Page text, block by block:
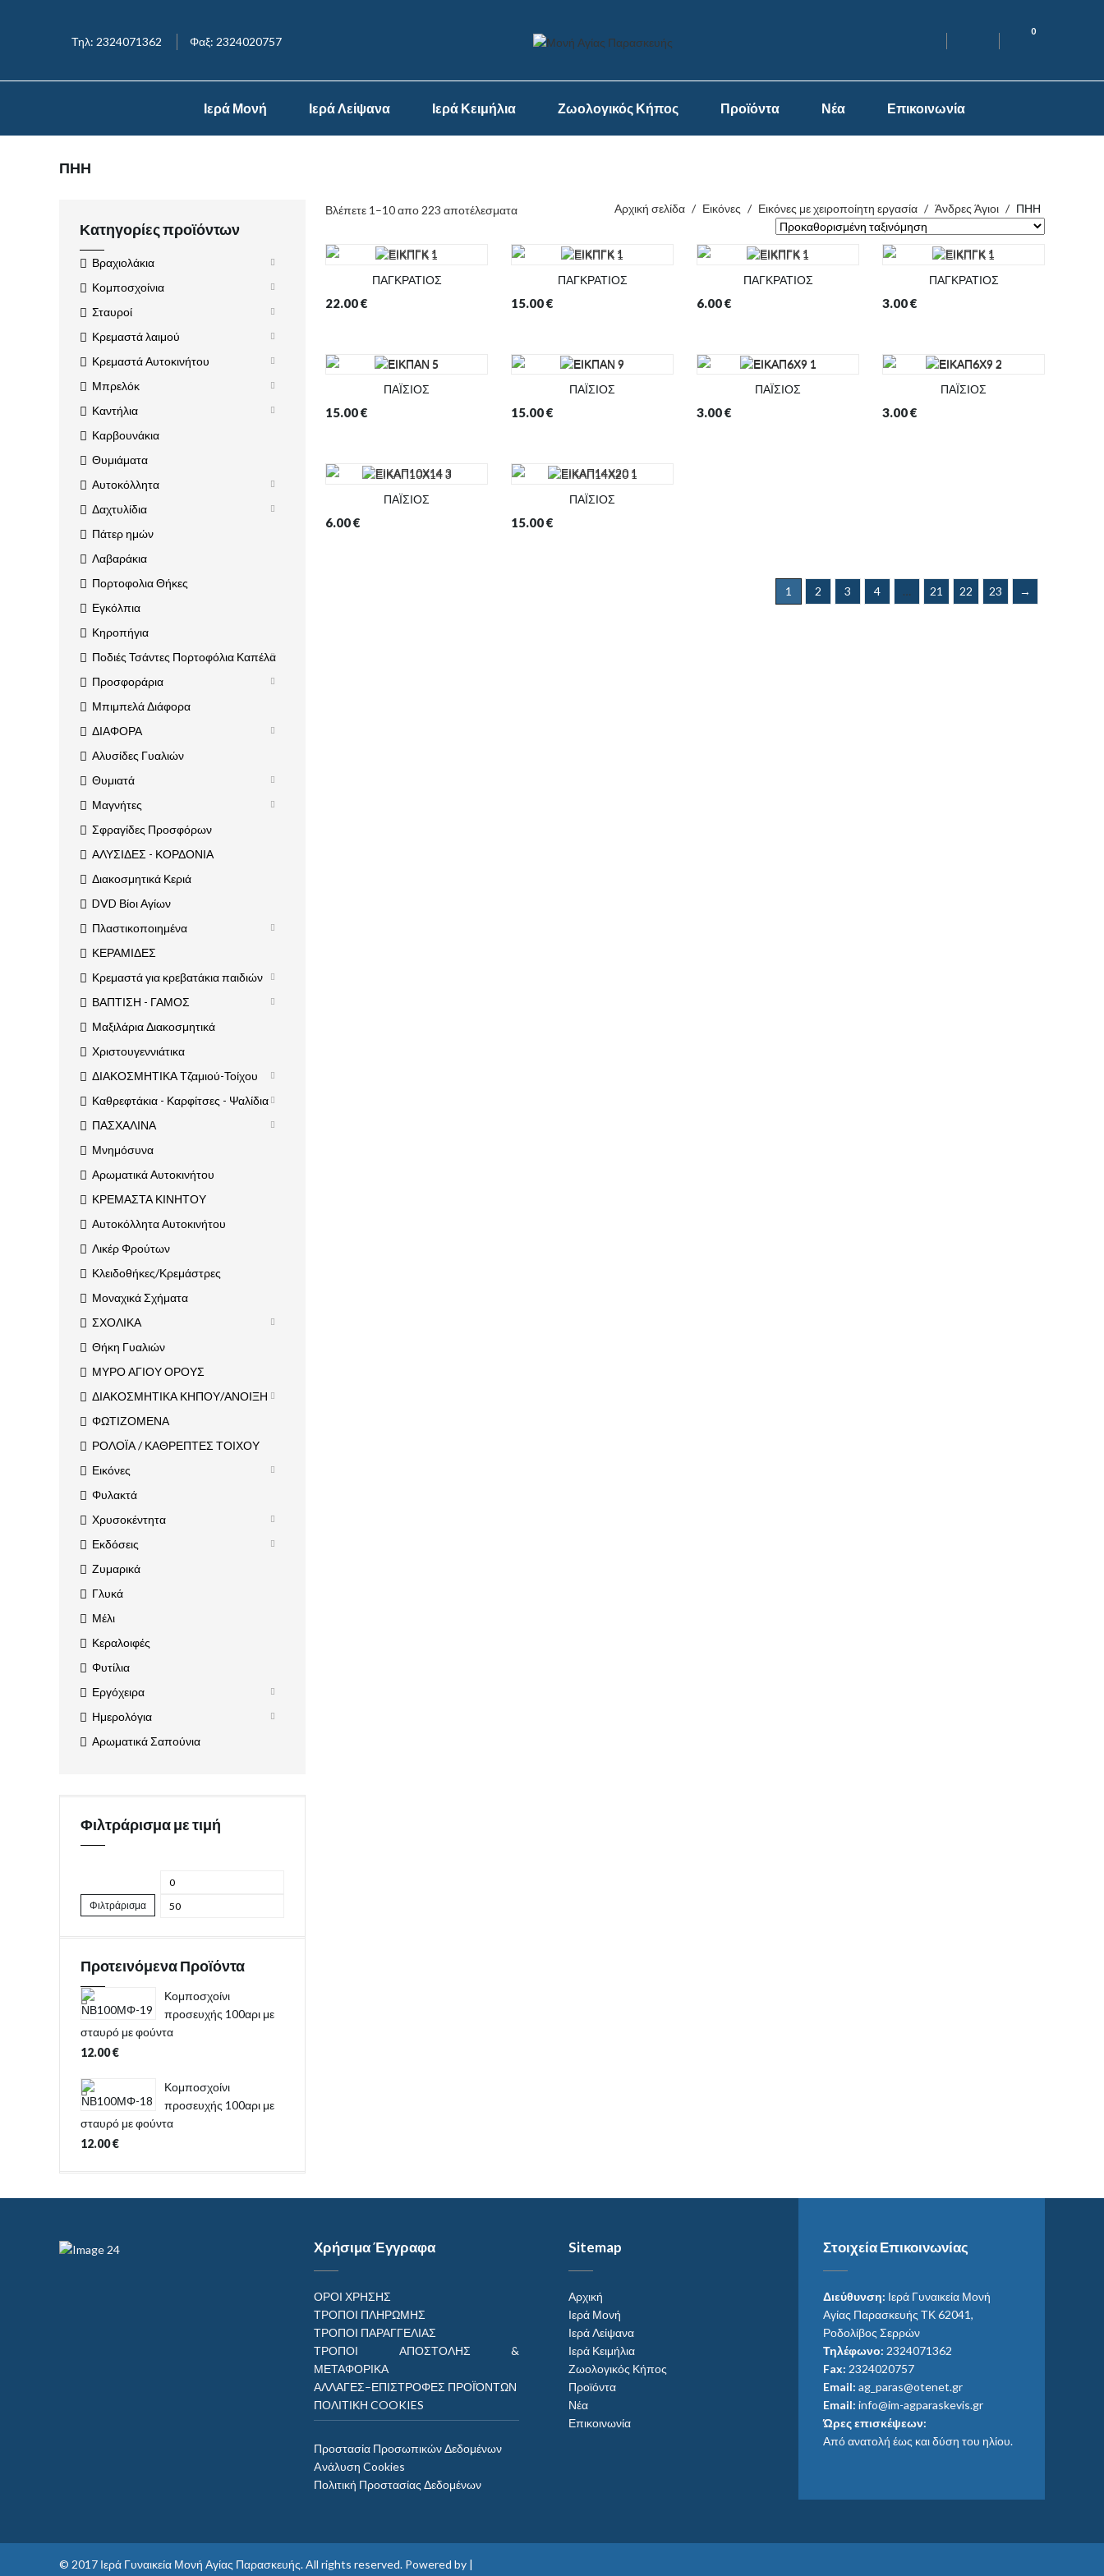
Τηλ: 2324071362 Φαξ: 2324020757
0
Ιερά Μονή Ιερά Λείψανα Ιερά Κειμήλια Ζωολογικός Κήπος Προϊόντα Νέα Επικοινωνία
ΠΗΗ
Αρχική σελίδα / Εικόνες / Εικόνες με χειροποίητη εργασία / Άνδρες Άγιοι / ΠΗΗ
Βλέπετε 1–10 απο 223 αποτέλεσματα
ΠΑΓΚΡΑΤΙΟΣ
22.00€
ΠΑΓΚΡΑΤΙΟΣ
15.00€
ΠΑΓΚΡΑΤΙΟΣ
6.00€
ΠΑΓΚΡΑΤΙΟΣ
3.00€
ΠΑΪΣΙΟΣ
15.00€
ΠΑΪΣΙΟΣ
15.00€
ΠΑΪΣΙΟΣ
3.00€
ΠΑΪΣΙΟΣ
3.00€
ΠΑΪΣΙΟΣ
6.00€
ΠΑΪΣΙΟΣ
15.00€
1 2 3 4 … 21 22 23 →
Κατηγορίες προϊόντων
Βραχιολάκια
Κομποσχοίνια
Σταυροί
Κρεμαστά λαιμού
Κρεμαστά Αυτοκινήτου
Μπρελόκ
Καντήλια
Καρβουνάκια
Θυμιάματα
Αυτοκόλλητα
Δαχτυλίδια
Πάτερ ημών
Λαβαράκια
Πορτοφολια Θήκες
Εγκόλπια
Κηροπήγια
Ποδιές Τσάντες Πορτοφόλια Καπέλα
Προσφοράρια
Μπιμπελά Διάφορα
ΔΙΑΦΟΡΑ
Αλυσίδες Γυαλιών
Θυμιατά
Μαγνήτες
Σφραγίδες Προσφόρων
ΑΛΥΣΙΔΕΣ - ΚΟΡΔΟΝΙΑ
Διακοσμητικά Κεριά
DVD Βίοι Αγίων
Πλαστικοποιημένα
ΚΕΡΑΜΙΔΕΣ
Κρεμαστά για κρεβατάκια παιδιών
ΒΑΠΤΙΣΗ - ΓΑΜΟΣ
Μαξιλάρια Διακοσμητικά
Χριστουγεννιάτικα
ΔΙΑΚΟΣΜΗΤΙΚΑ Τζαμιού-Τοίχου
Καθρεφτάκια - Καρφίτσες - Ψαλίδια
ΠΑΣΧΑΛΙΝΑ
Μνημόσυνα
Αρωματικά Αυτοκινήτου
ΚΡΕΜΑΣΤΑ ΚΙΝΗΤΟΥ
Αυτοκόλλητα Αυτοκινήτου
Λικέρ Φρούτων
Κλειδοθήκες/Κρεμάστρες
Μοναχικά Σχήματα
ΣΧΟΛΙΚΑ
Θήκη Γυαλιών
ΜΥΡΟ ΑΓΙΟΥ ΟΡΟΥΣ
ΔΙΑΚΟΣΜΗΤΙΚΑ ΚΗΠΟΥ/ΑΝΟΙΞΗ
ΦΩΤΙΖΟΜΕΝΑ
ΡΟΛΟΪΑ / ΚΑΘΡΕΠΤΕΣ ΤΟΙΧΟΥ
Εικόνες
Φυλακτά
Χρυσοκέντητα
Εκδόσεις
Ζυμαρικά
Γλυκά
Μέλι
Κεραλοιφές
Φυτίλια
Εργόχειρα
Ημερολόγια
Αρωματικά Σαπούνια
Φιλτράρισμα με τιμή
Φιλτράρισμα
Προτεινόμενα Προϊόντα
Κομποσχοίνι
προσευχής 100αρι με
σταυρό με φούντα
12.00€
Κομποσχοίνι
προσευχής 100αρι με
σταυρό με φούντα
12.00€
Χρήσιμα Έγγραφα
ΟΡΟΙ ΧΡΗΣΗΣ
ΤΡΟΠΟΙ ΠΛΗΡΩΜΗΣ
ΤΡΟΠΟΙ ΠΑΡΑΓΓΕΛΙΑΣ
ΤΡΟΠΟΙ ΑΠΟΣΤΟΛΗΣ &
ΜΕΤΑΦΟΡΙΚΑ
ΑΛΛΑΓΕΣ–ΕΠΙΣΤΡΟΦΕΣ ΠΡΟΪΌΝΤΩΝ
ΠΟΛΙΤΙΚΗ COOKIES
Προστασία Προσωπικών Δεδομένων
Aνάλυση Cookies
Πολιτική Προστασίας Δεδομένων
Sitemap
Αρχική
Ιερά Μονή
Ιερά Λείψανα
Ιερά Κειμήλια
Ζωολογικός Κήπος
Προϊόντα
Νέα
Επικοινωνία
Στοιχεία Επικοινωνίας
Διεύθυνση: Ιερά Γυναικεία Μονή
Αγίας Παρασκευής ΤΚ 62041,
Ροδολίβος Σερρών
Τηλέφωνο: 2324071362
Fax: 2324020757
Email: ag_paras@otenet.gr
Email: info@im-agparaskevis.gr
Ώρες επισκέψεων:
Από ανατολή έως και δύση του ηλίου.
© 2017 Ιερά Γυναικεία Μονή Αγίας Παρασκευής. All rights reserved. Powered by |